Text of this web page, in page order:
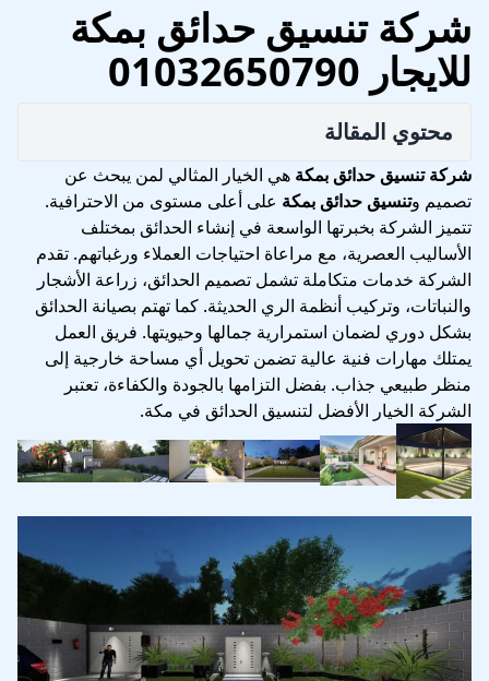
شركة تنسيق حدائق بمكة
للايجار 01032650790
محتوي المقالة
شركة تنسيق حدائق بمكة هي الخيار المثالي لمن يبحث عن
تصميم وتنسيق حدائق بمكة على أعلى مستوى من الاحترافية.
تتميز الشركة بخبرتها الواسعة في إنشاء الحدائق بمختلف
الأساليب العصرية، مع مراعاة احتياجات العملاء ورغباتهم. تقدم
الشركة خدمات متكاملة تشمل تصميم الحدائق، زراعة الأشجار
والنباتات، وتركيب أنظمة الري الحديثة. كما تهتم بصيانة الحدائق
بشكل دوري لضمان استمرارية جمالها وحيويتها. فريق العمل
يمتلك مهارات فنية عالية تضمن تحويل أي مساحة خارجية إلى
منظر طبيعي جذاب. بفضل التزامها بالجودة والكفاءة، تعتبر
الشركة الخيار الأفضل لتنسيق الحدائق في مكة.